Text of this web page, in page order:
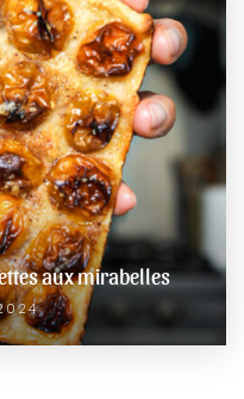
aux mirabelles